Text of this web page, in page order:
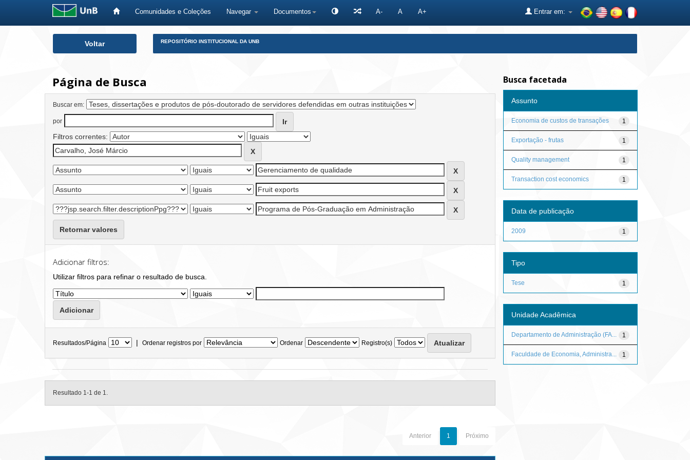
Comunidades e Coleções Navegar Documentos A- A A+ Entrar em:
Voltar REPOSITÓRIO INSTITUCIONAL DA UNB
Página de Busca
Buscar em:
por
Filtros correntes:
Retornar valores
Adicionar filtros:
Utilizar filtros para refinar o resultado de busca.
Resultados/Página | Ordenar registros por Ordenar Registro(s)
Resultado 1-1 de 1.
Anterior 1 Próximo
Busca facetada
Assunto
1
Economia de custos de transações
1
Exportação - frutas
1
Quality management
1
Transaction cost economics
Data de publicação
1
2009
Tipo
1
Tese
Unidade Acadêmica
1
Departamento de Administração (FA...
1
Faculdade de Economia, Administra...